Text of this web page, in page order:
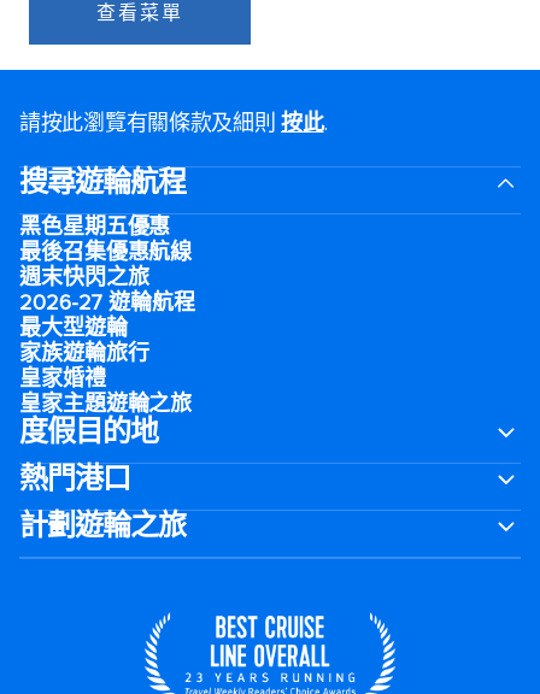
查看菜單
請按此瀏覽有關條款及細則按此.
搜尋遊輪航程
黑色星期五優惠
最後召集優惠航線
週末快閃之旅
2026-27 遊輪航程
最大型遊輪
家族遊輪旅行
皇家婚禮
皇家主題遊輪之旅
度假目的地
熱門港口
計劃遊輪之旅